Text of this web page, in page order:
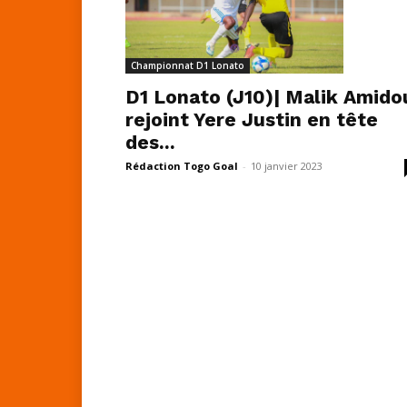
Championnat D1 Lonato
D1 Lonato (J10)| Malik
rejoint Yere Justin en tête
des...
Rédaction Togo Goal - 10 janvier 2023